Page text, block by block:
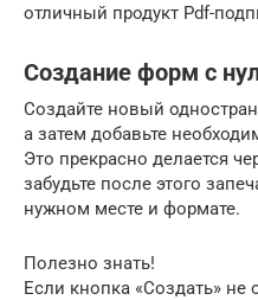
отличный продукт Pdf-
Создание форм с
Создайте новый
а затем добавьте
Это прекрасно делается
забудьте после этого
нужном месте и формате.
Полезно знать!
Если кнопка «Создать» не